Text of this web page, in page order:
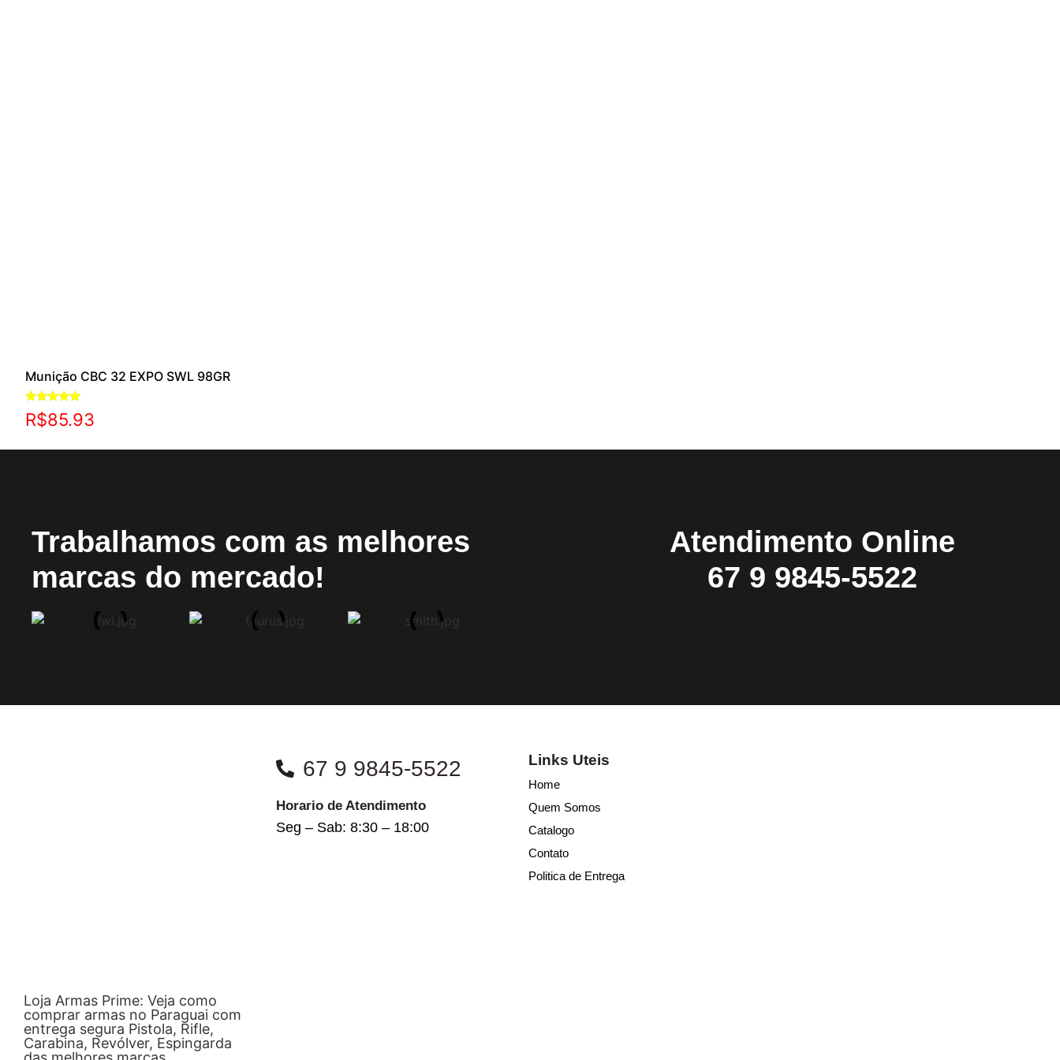
Munição CBC 32 EXPO SWL 98GR
Avaliação
5.00
R$85.93
Trabalhamos com as melhores
marcas do mercado!
Atendimento Online
67 9 9845-5522
Loja Armas Prime: Veja como
comprar armas no Paraguai com
entrega segura Pistola, Rifle,
Carabina, Revólver, Espingarda
67 9 9845-5522
Horario de Atendimento
Seg – Sab: 8:30 – 18:00
Links Uteis
Home
Quem Somos
Catalogo
Contato
Politica de Entrega